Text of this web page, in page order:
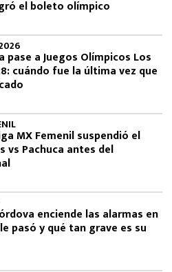
el boleto olímpico
pase a Juegos Olímpicos Los
cuándo fue la última vez que
MX Femenil suspendió el
vs Pachuca antes del
enciende las alarmas en
pasó y qué tan grave es su